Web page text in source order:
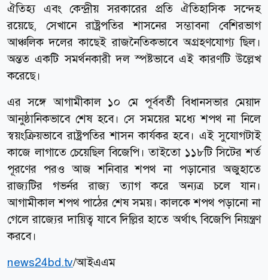
ঐতিহ্য এবং কেন্দ্রীয় সরকারের প্রতি ঐতিহাসিক সন্দেহ
রয়েছে, সেখানে রাষ্ট্রপতির শাসনের সম্ভাবনা বেশিরভাগ
আঞ্চলিক দলের কাছেই রাজনৈতিকভাবে অগ্রহণযোগ্য ছিল।
অন্তত একটি সমর্থনকারী দল স্পষ্টভাবে এই কারণটি উল্লেখ
করেছে।
এর সঙ্গে আগামীকাল ১০ মে পূর্ববর্তী বিধানসভার মেয়াদ
আনুষ্ঠানিকভাবে শেষ হবে। সে সময়ের মধ্যে শপথ না নিলে
স্বয়ংক্রিয়ভাবে রাষ্ট্রপতির শাসন কার্যকর হবে। এই সুযোগটাই
কাজে লাগাতে চেয়েছিল বিজেপি। তাইতো ১১৮টি সিটের শর্ত
পূরণের পরও আজ শনিবার শপথ না পড়ানোর অজুহাতে
রাজ্যটির গভর্নর রাজ্য ত্যাগ করে অন্যত্র চলে যান।
আগামীকাল শপথ পাঠের শেষ সময়। কালকে শপথ পড়ানো না
গেলে রাজ্যের দায়িত্ব যাবে দিল্লির হাতে অর্থাৎ বিজেপি নিয়ন্ত্রণ
করবে।
news24bd.tv/আইএএম